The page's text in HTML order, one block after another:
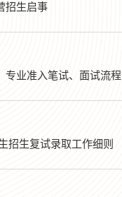
招生启事
专业准入笔试、面试流程
招生复试录取工作细则